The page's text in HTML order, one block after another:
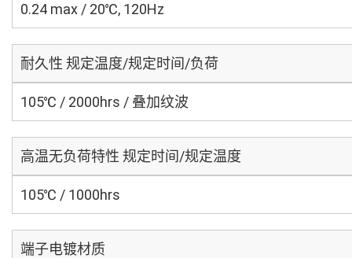
0.24 max / 20℃, 120Hz
耐久性 规定温度/规定时间/负荷
105℃ / 2000hrs / 叠加纹波
高温无负荷特性 规定时间/规定温度
105℃ / 1000hrs
端子电镀材质